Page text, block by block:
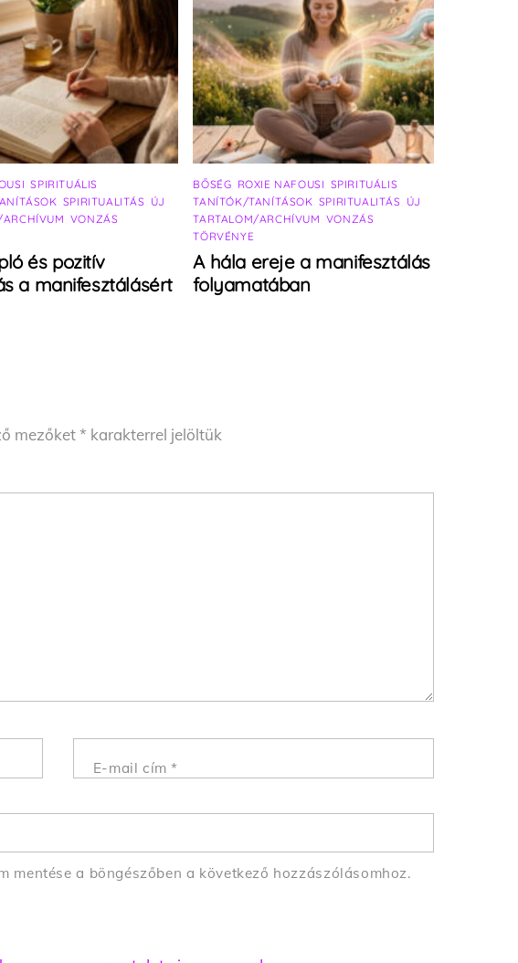
,SPIRITUÁLIS
SPIRITUALITÁS ÚJ
VONZÁS
és pozitív
a manifesztálásért
BŐSÉG ROXIE NAFOUSI SPIRITUÁLIS
TANÍTÓK/TANÍTÁSOK SPIRITUALITÁS ÚJ
TARTALOM/ARCHÍVUM VONZÁS
TÖRVÉNYE
A hála ereje a manifesztálás
folyamatában
mezőket* karakterrel jelöltük
E-mail cím*
mentése a böngészőben a következő hozzászólásomhoz.